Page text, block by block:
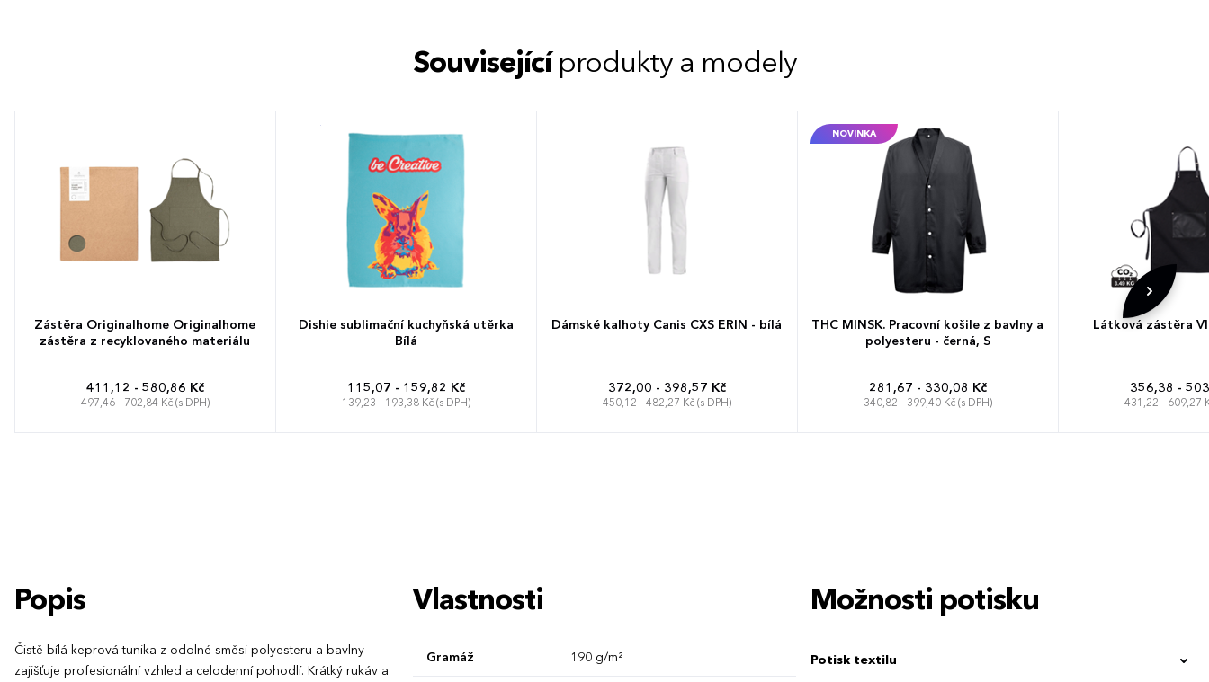
Související produkty a modely
Zástěra Originalhome Originalhome
zástěra z recyklovaného materiálu
411,12 - 580,86 Kč
497,46 - 702,84 Kč (s DPH)
Dishie sublimační kuchyňská utěrka
Bílá
115,07 - 159,82 Kč
139,23 - 193,38 Kč (s DPH)
Dámské kalhoty Canis CXS ERIN - bílá
372,00 - 398,57 Kč
450,12 - 482,27 Kč (s DPH)
NOVINKA
THC MINSK. Pracovní košile z bavlny a
polyesteru - černá, S
281,67 - 330,08 Kč
340,82 - 399,40 Kč (s DPH)
Látková zástěra
356,38 -
431,22 - 609,27
Popis
Čistě bílá keprová tunika z odolné směsi polyesteru a bavlny
zajišťuje profesionální vzhled a celodenní pohodlí. Krátký rukáv a
Vlastnosti
Gramáž 190 g/m²
Možnosti potisku
Potisk textilu